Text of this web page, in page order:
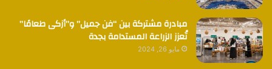
مبادرة مشتركة بين “فن جميل” و”أزكى طعامًا”
تُعزز الزراعة المستدامة بجدة
مايو 26, 2024